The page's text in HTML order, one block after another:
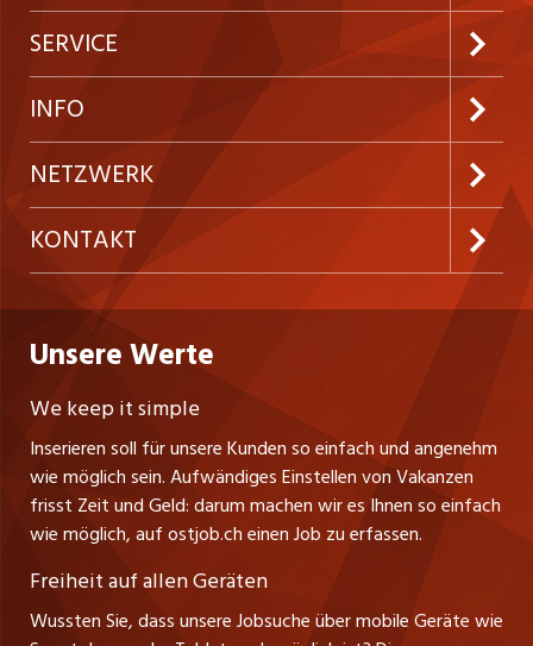
Jobabo abonnieren
Neue Stellen
Festanstellungen
Temporäre Jobs
Freelance Jobs
Praktika
Lehrstellen
Führungspositionen
Management / Kader-Jobs
Berufsgruppen
SERVICE
Kundenlogin
Inserieren
Firmen
Personalvermittler
INFO
Preise & Leistungen
AGB
Datenschutzerklärung
Nutzungsbedingungen
Stellenmeldepflicht
Schnittstelle
Impressum
NETZWERK
westjob.at
nicejob.de
myjob.ch
zentraljob.ch
jobbasel.ch
jobbern.ch
jobmittelland.ch
jobzüri.ch
KONTAKT
CH Media Classifieds AG
Fürstenlandstrasse 122
CH-9001 St. Gallen
Tel. +41 71 272 73 80
info@ostjob.ch/inserate@ostjob.ch
Henrik Jasek
Leiter ostjob.ch
Fredy Pillinger
Verkauf und Beratung
Christoph Walzl
Unsere Werte
We keep it simple
Inserieren soll für unsere Kunden so einfach und angenehm
wie möglich sein. Aufwändiges Einstellen von Vakanzen
frisst Zeit und Geld: darum machen wir es Ihnen so einfach
wie möglich, auf ostjob.ch einen Job zu erfassen.
Freiheit auf allen Geräten
Wussten Sie, dass unsere Jobsuche über mobile Geräte wie